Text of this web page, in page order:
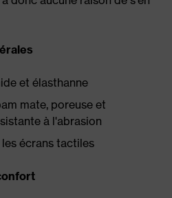
et élasthanne
mate, poreuse et
à l'abrasion
écrans tactiles